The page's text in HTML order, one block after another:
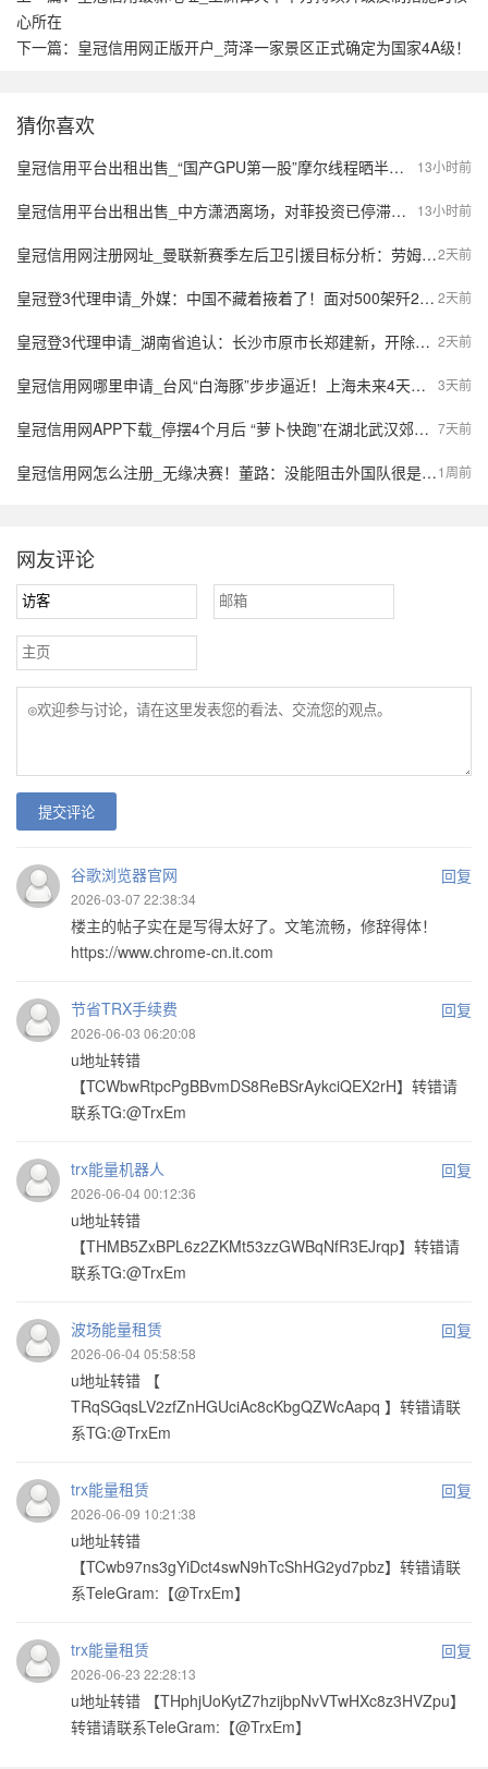
心所在
下一篇： 皇冠信用网正版开户_菏泽一家景区正式确定为国家4A级！
猜你喜欢
13小时前
皇冠信用平台出租出售_“国产GPU第一股”摩尔线程晒半年报：营收大增147%
13小时前
皇冠信用平台出租出售_中方潇洒离场，对菲投资已停滞，马科斯越赌越输，债务狂飙6万亿
2天前
皇冠信用网注册网址_曼联新赛季左后卫引援目标分析：劳姆、霍尔与胡安·米兰达的竞争之战
2天前
皇冠登3代理申请_外媒：中国不藏着掖着了！面对500架歼20，望美飞行员各个是王牌
2天前
皇冠登3代理申请_湖南省追认：长沙市原市长郑建新，开除党籍；曾因重大事故失职失责被免去市长职务；曾任湖南省财政厅厅长等
3天前
皇冠信用网哪里申请_台风“白海豚”步步逼近！上海未来4天风长雨强，或有龙卷风出现
7天前
皇冠信用网APP下载_停摆4个月后 “萝卜快跑”在湖北武汉郊区重新接单，多名本地用户发帖称重新叫到车
1周前
皇冠信用网怎么注册_无缘决赛！董路：没能阻击外国队很是自责，孩子们尽力了责任在我
网友评论
提交评论
谷歌浏览器官网 回复
2026-03-07 22:38:34
楼主的帖子实在是写得太好了。文笔流畅，修辞得体！
https://www.chrome-cn.it.com
节省TRX手续费 回复
2026-06-03 06:20:08
u地址转错
【TCWbwRtpcPgBBvmDS8ReBSrAykciQEX2rH】转错请
联系TG:@TrxEm
trx能量机器人 回复
2026-06-04 00:12:36
u地址转错
【THMB5ZxBPL6z2ZKMt53zzGWBqNfR3EJrqp】转错请
联系TG:@TrxEm
波场能量租赁 回复
2026-06-04 05:58:58
u地址转错 【
TRqSGqsLV2zfZnHGUciAc8cKbgQZWcAapq 】转错请联
系TG:@TrxEm
trx能量租赁 回复
2026-06-09 10:21:38
u地址转错
【TCwb97ns3gYiDct4swN9hTcShHG2yd7pbz】转错请联
系TeleGram:【@TrxEm】
trx能量租赁 回复
2026-06-23 22:28:13
u地址转错 【THphjUoKytZ7hzijbpNvVTwHXc8z3HVZpu】
转错请联系TeleGram:【@TrxEm】